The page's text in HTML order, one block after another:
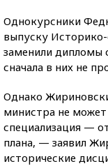
Однокурсники
выпуску Историко-
заменили дипломы
сначала в них не
Однако
министра не
специализация —
плана, — заявил
исторические